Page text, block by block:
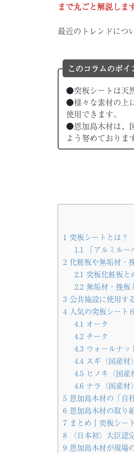
まで丸ごと解説しま
最近のトレンドにつ
このコラムのポイ
●突板シートは天
●様々な素材の上
使用できます。
●恩加島木材は、
よう努めておりま
1 突板シートとは？
1.1
「アルミル
2 化粧板や無垢材・
2.1 突板化粧板と
2.2 無垢材・挽板
3 公共施設に使用す
4 人気の突板シート
4.1 オーク
4.2 チーク
4.3 ウォールナッ
4.4スギ（国産材）
4.5 ヒノキ（国産
4.6 ナラ（国産材）
5 恩加島木材の「自
6 恩加島木材の取り
7 まとめ｜突板シー
8 〈日本初〉大臣認
9 恩加島木材が現場